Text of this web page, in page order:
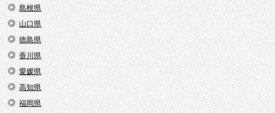
島根県
山口県
徳島県
香川県
愛媛県
高知県
福岡県